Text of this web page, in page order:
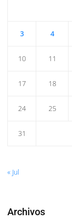
3 4
10 11
17 18
24 25
31
« Jul
Archivos